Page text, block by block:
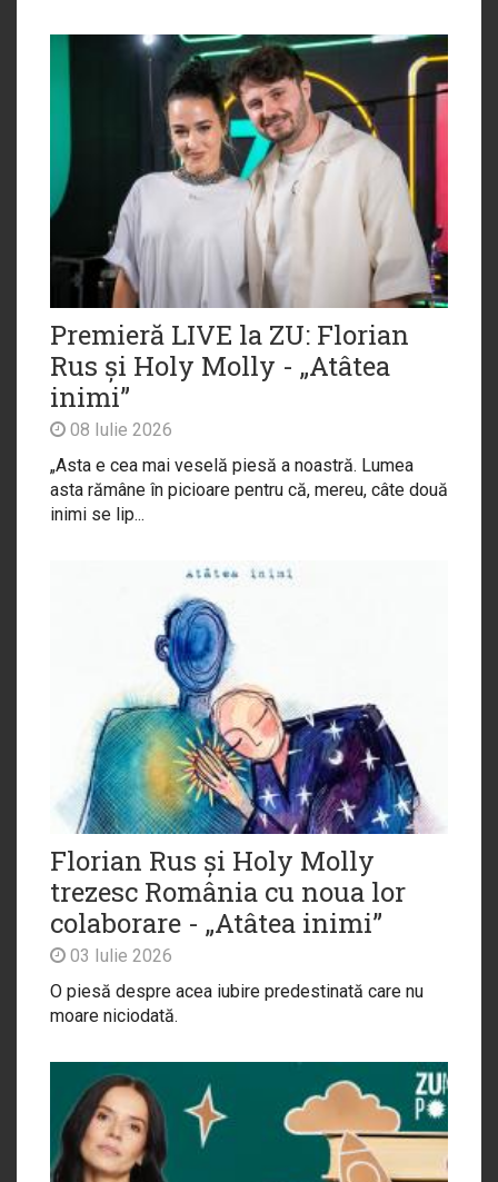
Premieră LIVE la ZU: Florian
Rus și Holy Molly - „Atâtea
inimi”
08 Iulie 2026
„Asta e cea mai veselă piesă a noastră. Lumea
asta rămâne în picioare pentru că, mereu, câte două
inimi se lip...
Florian Rus și Holy Molly
trezesc România cu noua lor
colaborare - „Atâtea inimi”
03 Iulie 2026
O piesă despre acea iubire predestinată care nu
moare niciodată.